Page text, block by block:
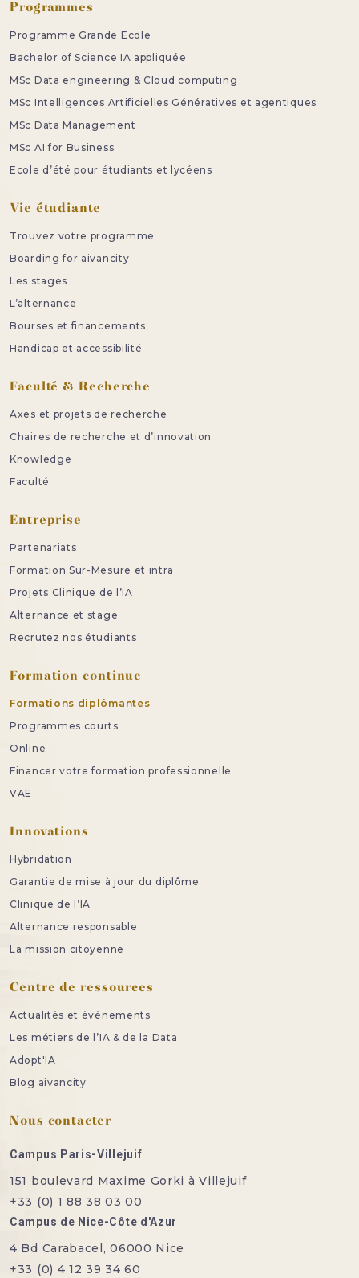
Programmes
Programme Grande Ecole
Bachelor of Science IA appliquée
MSc Data engineering & Cloud computing
MSc Intelligences Artificielles Génératives et agentiques
MSc Data Management
MSc AI for Business
Ecole d’été pour étudiants et lycéens
Vie étudiante
Trouvez votre programme
Boarding for aivancity
Les stages
L’alternance
Bourses et financements
Handicap et accessibilité
Faculté & Recherche
Axes et projets de recherche
Chaires de recherche et d’innovation
Knowledge
Faculté
Entreprise
Partenariats
Formation Sur-Mesure et intra
Projets Clinique de l’IA
Alternance et stage
Recrutez nos étudiants
Formation continue
Formations diplômantes
Programmes courts
Online
Financer votre formation professionnelle
VAE
Innovations
Hybridation
Garantie de mise à jour du diplôme
Clinique de l’IA
Alternance responsable
La mission citoyenne
Centre de ressources
Actualités et événements
Les métiers de l’IA & de la Data
Adopt'IA
Blog aivancity
Nous contacter
Campus Paris-Villejuif
151 boulevard Maxime Gorki à Villejuif
+33 (0) 1 88 38 03 00
Campus de Nice-Côte d'Azur
4 Bd Carabacel, 06000 Nice
+33 (0) 4 12 39 34 60